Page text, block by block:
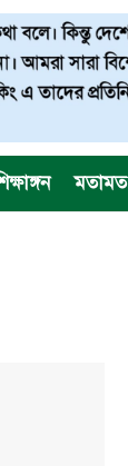
মতামত